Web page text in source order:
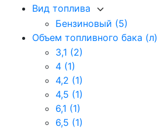
Вид топлива
Бензиновый (5)
Объем топливного бака (л)
3,1 (2)
4 (1)
4,2 (1)
4,5 (1)
6,1 (1)
6,5 (1)